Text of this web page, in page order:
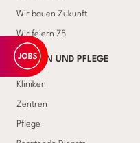
Wir bauen Zukunft
Wir feiern 75
MEDIZIN UND PFLEGE
Kliniken
Zentren
Pflege